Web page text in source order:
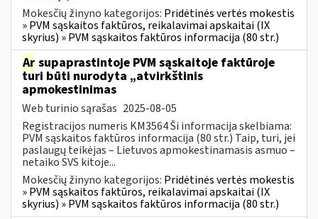
Mokesčių žinyno kategorijos: Pridėtinės vertės mokestis
» PVM sąskaitos faktūros, reikalavimai apskaitai (IX
skyrius) » PVM sąskaitos faktūros informacija (80 str.)
Ar supaprastintoje PVM sąskaitoje faktūroje
turi būti nurodyta „atvirkštinis
apmokestinimas
Web turinio sąrašas 2025-08-05
Registracijos numeris KM3564 Ši informacija skelbiama:
PVM sąskaitos faktūros informacija (80 str.) Taip, turi, jei
paslaugų teikėjas – Lietuvos apmokestinamasis asmuo –
netaiko SVS kitoje...
Mokesčių žinyno kategorijos: Pridėtinės vertės mokestis
» PVM sąskaitos faktūros, reikalavimai apskaitai (IX
skyrius) » PVM sąskaitos faktūros informacija (80 str.)